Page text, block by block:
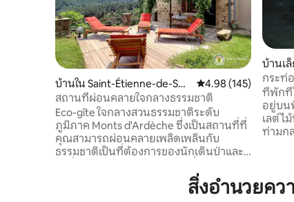
บ้านใน Saint-Étienne-de-Ser
re
คะแนนเฉลี่ย 4.98 จา
4.98 (145)
สถานที่ผ่อนคลายใจกลางธรรมชาติ
Eco-gîte ใจกลางสวนธรรมชาติระดับ
ภูมิภาค Monts d'Ardèche ซึ่งเป็นสถานที่ที่
คุณสามารถผ่อนคลายเพลิดเพลินกับ
ธรรมชาติเป็นที่ต้องการของนักเดินป่าและ
สะดวกสบายและความเป็นอยู่ที่ดีพร้อมตัว
เลือกกิจกรรมที่หลากหลาย 3.5 กม. จาก
บ้านเล็
yrieux
กระท่
de
ที่พักที่
อยู่บน
เลต์ไ
ท่ามก
ดวงด
สะดวกส
สิ่งอำนวยค